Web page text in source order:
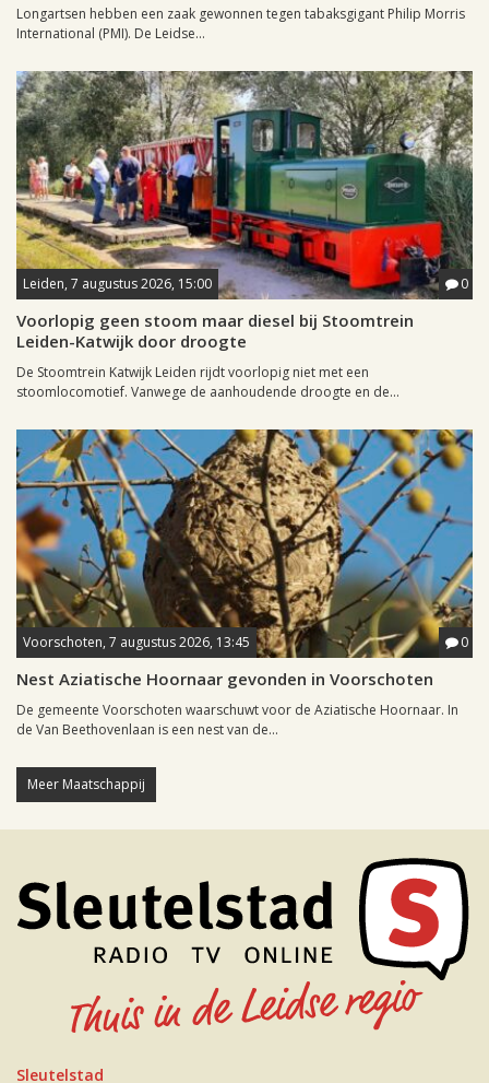
Longartsen hebben een zaak gewonnen tegen tabaksgigant Philip Morris
International (PMI). De Leidse...
Leiden, 7 augustus 2026, 15:00 0
Voorlopig geen stoom maar diesel bij Stoomtrein
Leiden-Katwijk door droogte
De Stoomtrein Katwijk Leiden rijdt voorlopig niet met een
stoomlocomotief. Vanwege de aanhoudende droogte en de...
Voorschoten, 7 augustus 2026, 13:45 0
Nest Aziatische Hoornaar gevonden in Voorschoten
De gemeente Voorschoten waarschuwt voor de Aziatische Hoornaar. In
de Van Beethovenlaan is een nest van de...
Meer Maatschappij
Sleutelstad